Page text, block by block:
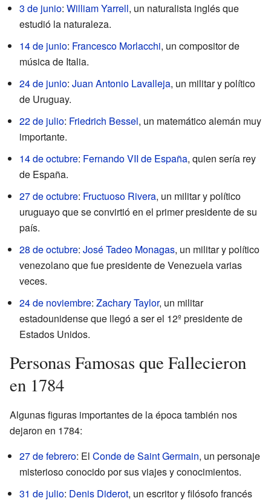
3 de junio: William Yarrell, un naturalista inglés que
estudió la naturaleza.
14 de junio: Francesco Morlacchi, un compositor de
música de Italia.
24 de junio: Juan Antonio Lavalleja, un militar y político
de Uruguay.
22 de julio: Friedrich Bessel, un matemático alemán muy
importante.
14 de octubre: Fernando VII de España, quien sería rey
de España.
27 de octubre: Fructuoso Rivera, un militar y político
uruguayo que se convirtió en el primer presidente de su
país.
28 de octubre: José Tadeo Monagas, un militar y político
venezolano que fue presidente de Venezuela varias
veces.
24 de noviembre: Zachary Taylor, un militar
estadounidense que llegó a ser el 12º presidente de
Estados Unidos.
Personas Famosas que Fallecieron
en 1784
Algunas figuras importantes de la época también nos
dejaron en 1784:
27 de febrero: El Conde de Saint Germain, un personaje
misterioso conocido por sus viajes y conocimientos.
31 de julio: Denis Diderot, un escritor y filósofo francés